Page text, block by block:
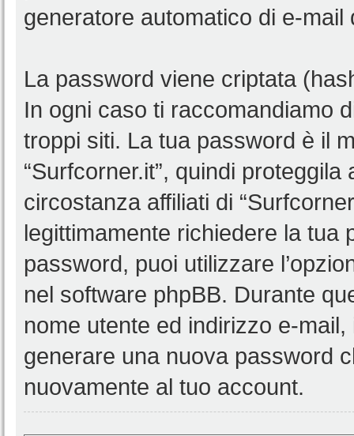
generatore automatico di e-mail
La password viene criptata
In ogni caso ti raccomandiamo
troppi siti. La tua password è il
“Surfcorner.it”, quindi
circostanza affiliati di
legittimamente richiedere la tua
password, puoi utilizzare
nel software phpBB. Durante
nome utente ed indirizzo e-
generare una nuova password
nuovamente al tuo account.